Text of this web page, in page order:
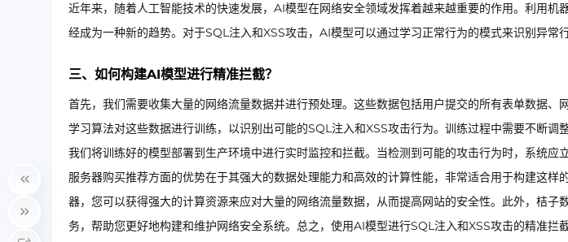
近年来，随着人工智能技术的快速发展，AI模型在网络安全领域发挥着越来越重要的作用。利用机
经成为一种新的趋势。对于SQL注入和XSS攻击，AI模型可以通过学习正常行为的模式来识别异常
三、如何构建AI模型进行精准拦截？
首先，我们需要收集大量的网络流量数据并进行预处理。这些数据包括用户提交的所有表单数据、
学习算法对这些数据进行训练，以识别出可能的SQL注入和XSS攻击行为。训练过程中需要不断调
我们将训练好的模型部署到生产环境中进行实时监控和拦截。当检测到可能的攻击行为时，系统应
服务器购买推荐方面的优势在于其强大的数据处理能力和高效的计算性能，非常适合用于构建这样
器，您可以获得强大的计算资源来应对大量的网络流量数据，从而提高网站的安全性。此外，桔子
务，帮助您更好地构建和维护网络安全系统。总之，使用AI模型进行SQL注入和XSS攻击的精准拦